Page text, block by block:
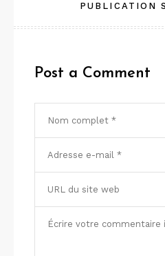
l’articlePUBLICATION
Post a Comment